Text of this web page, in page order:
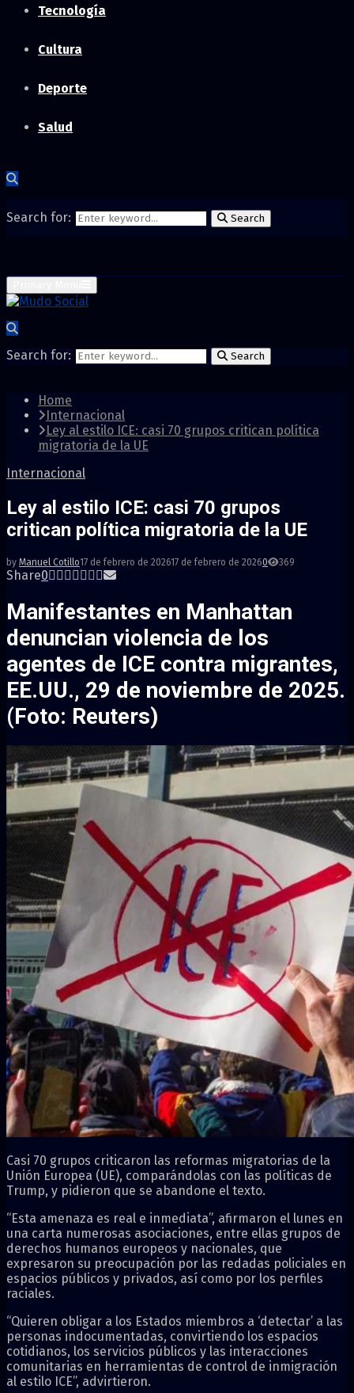
Tecnología
Cultura
Deporte
Salud
Search for: Search
Search for: Search
Home
Internacional
Ley al estilo ICE: casi 70 grupos critican política
migratoria de la UE
Internacional
Ley al estilo ICE: casi 70 grupos
critican política migratoria de la UE
by Manuel Cotillo17 de febrero de 202617 de febrero de 20260 369
Share0
Manifestantes en Manhattan
denuncian violencia de los
agentes de ICE contra migrantes,
EE.UU., 29 de noviembre de 2025.
(Foto: Reuters)
Casi 70 grupos criticaron las reformas migratorias de la
Unión Europea (UE), comparándolas con las políticas de
Trump, y pidieron que se abandone el texto.
“Esta amenaza es real e inmediata”, afirmaron el lunes en
una carta numerosas asociaciones, entre ellas grupos de
derechos humanos europeos y nacionales, que
expresaron su preocupación por las redadas policiales en
espacios públicos y privados, así como por los perfiles
raciales.
“Quieren obligar a los Estados miembros a ‘detectar’ a las
personas indocumentadas, convirtiendo los espacios
cotidianos, los servicios públicos y las interacciones
comunitarias en herramientas de control de inmigración
al estilo ICE”, advirtieron.